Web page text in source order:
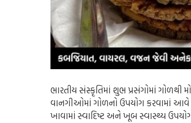
ભારતીય સંસ્કૃતિમાં શુભ પ્રસંગોમાં
વાનગીઓમાં ગોળનો ઉપયોગ કરવામાં આવે
ખાવામાં સ્વાદિષ્ટ અને ખૂબ સ્વાસ્થ્ય